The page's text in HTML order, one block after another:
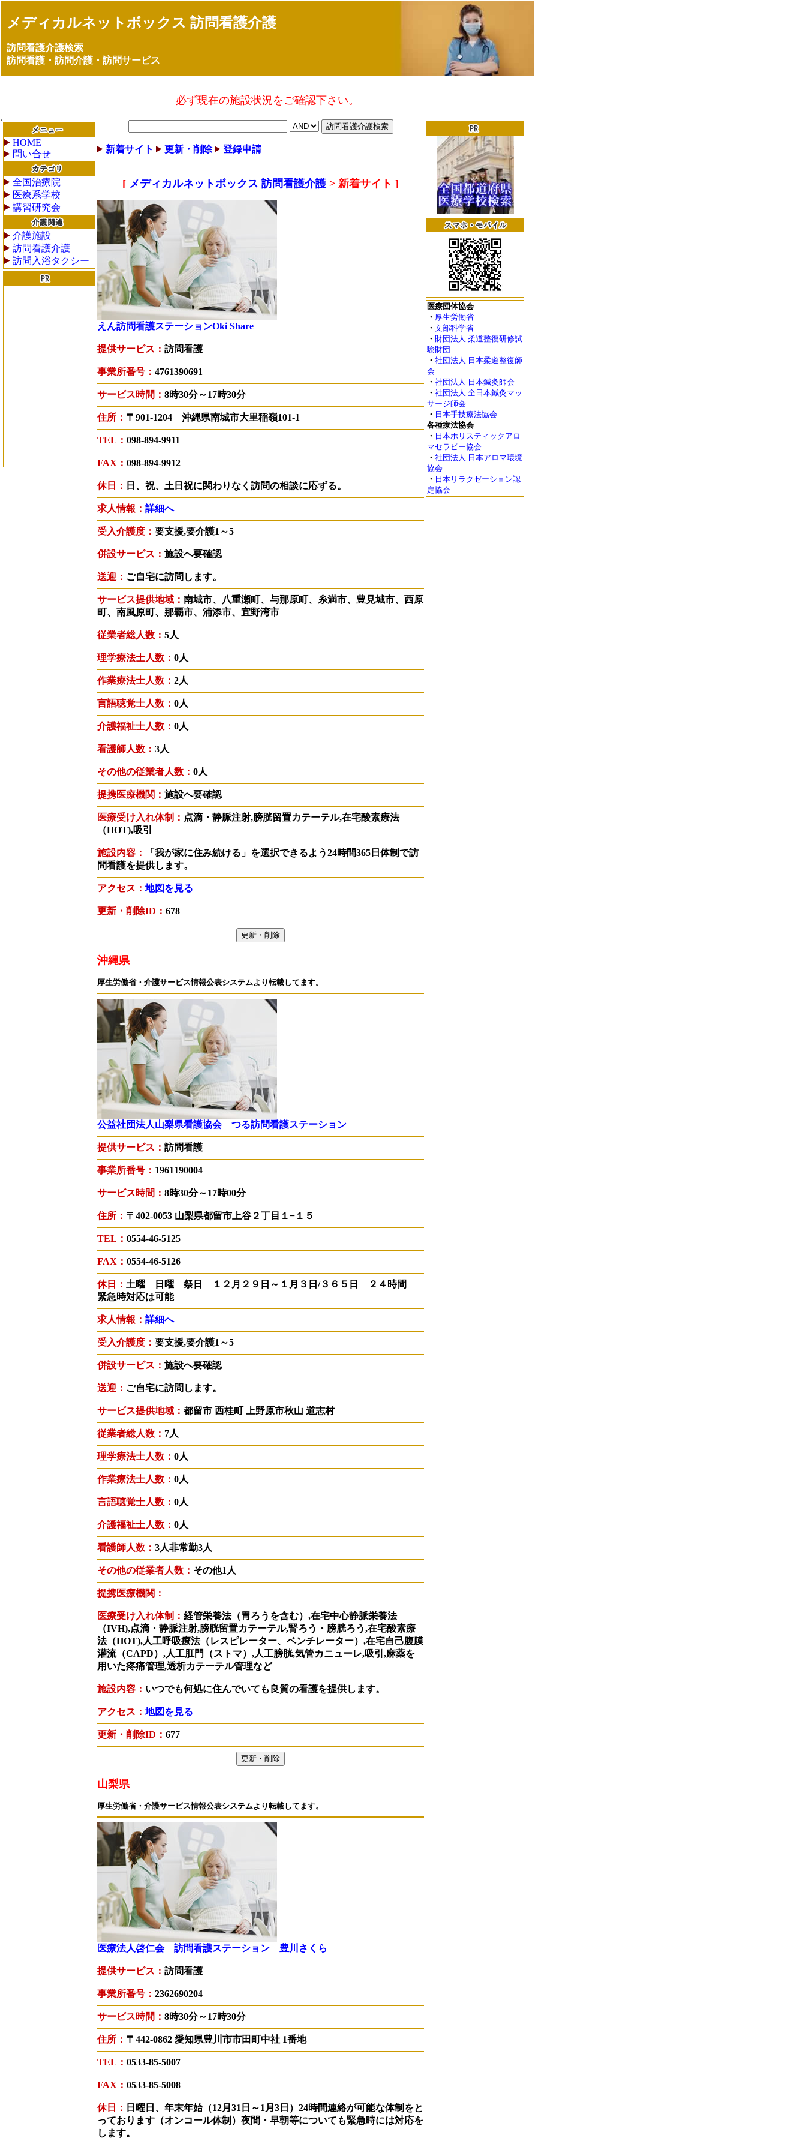
メディカルネットボックス 訪問看護介護
訪問看護介護検索
訪問看護・訪問介護・訪問サービス
必ず現在の施設状況をご確認下さい。
HOME
問い合せ
全国治療院
医療系学校
講習研究会
介護施設
訪問看護介護
訪問入浴タクシー
新着サイト 更新・削除 登録申請
[ メディカルネットボックス 訪問看護介護 > 新着サイト ]
えん訪問看護ステーションOki Share
提供サービス： 訪問看護
事業所番号： 4761390691
サービス時間： 8時30分～17時30分
住所： 〒901-1204 沖縄県南城市大里稲嶺101-1
TEL： 098-894-9911
FAX： 098-894-9912
休日： 日、祝、土日祝に関わりなく訪問の相談に応ずる。
求人情報： 詳細へ
受入介護度： 要支援,要介護1～5
併設サービス： 施設へ要確認
送迎： ご自宅に訪問します。
サービス提供地域： 南城市、八重瀬町、与那原町、糸満市、豊見城市、西原
町、南風原町、那覇市、浦添市、宜野湾市
従業者総人数： 5人
理学療法士人数： 0人
作業療法士人数： 2人
言語聴覚士人数： 0人
介護福祉士人数： 0人
看護師人数： 3人
その他の従業者人数： 0人
提携医療機関： 施設へ要確認
医療受け入れ体制： 点滴・静脈注射,膀胱留置カテーテル,在宅酸素療法
（HOT),吸引
施設内容：
「我が家に住み続ける」を選択できるよう24時間365日体制で訪
問看護を提供します。
アクセス： 地図を見る
更新・削除ID： 678
沖縄県
厚生労働省・介護サービス情報公表システムより転載してます。
公益社団法人山梨県看護協会 つる訪問看護ステーション
提供サービス： 訪問看護
事業所番号： 1961190004
サービス時間： 8時30分～17時00分
住所： 〒402-0053 山梨県都留市上谷２丁目１−１５
TEL： 0554-46-5125
FAX： 0554-46-5126
休日： 土曜 日曜 祭日 １２月２９日～１月３日/３６５日 ２４時間
緊急時対応は可能
求人情報： 詳細へ
受入介護度： 要支援,要介護1～5
併設サービス： 施設へ要確認
送迎： ご自宅に訪問します。
サービス提供地域： 都留市 西桂町 上野原市秋山 道志村
従業者総人数： 7人
理学療法士人数： 0人
作業療法士人数： 0人
言語聴覚士人数： 0人
介護福祉士人数： 0人
看護師人数： 3人非常勤3人
その他の従業者人数： その他1人
提携医療機関：
医療受け入れ体制： 経管栄養法（胃ろうを含む）,在宅中心静脈栄養法
（IVH),点滴・静脈注射,膀胱留置カテーテル,腎ろう・膀胱ろう,在宅酸素療
法（HOT),人工呼吸療法（レスピレーター、ベンチレーター）,在宅自己腹膜
灌流（CAPD）,人工肛門（ストマ）,人工膀胱,気管カニューレ,吸引,麻薬を
用いた疼痛管理,透析カテーテル管理など
施設内容： いつでも何処に住んでいても良質の看護を提供します。
アクセス： 地図を見る
更新・削除ID： 677
山梨県
厚生労働省・介護サービス情報公表システムより転載してます。
医療法人啓仁会 訪問看護ステーション 豊川さくら
提供サービス： 訪問看護
事業所番号： 2362690204
サービス時間： 8時30分～17時30分
住所： 〒442-0862 愛知県豊川市市田町中社 1番地
TEL： 0533-85-5007
FAX： 0533-85-5008
休日： 日曜日、年末年始（12月31日～1月3日）24時間連絡が可能な体制をと
っております（オンコール体制）夜間・早朝等についても緊急時には対応を
します。
医療団体協会
・ 厚生労働省
・ 文部科学省
・ 財団法人 柔道整復研修試
験財団
・ 社団法人 日本柔道整復師
会
・ 社団法人 日本鍼灸師会
・ 社団法人 全日本鍼灸マッ
サージ師会
・ 日本手技療法協会
各種療法協会
・ 日本ホリスティックアロ
マセラピー協会
・ 社団法人 日本アロマ環境
協会
・ 日本リラクゼーション認
定協会